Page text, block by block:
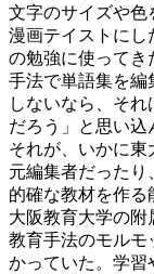
文字のサイズや色
漫画テイストにし
の勉強に使ってき
手法で単語集を編
しないなら、そ
だろう」と思い込
それが、いかに
元編集者だったり
的確な教材を作る
大阪教育大学の
教育手法のモルモ
かっていた。学習